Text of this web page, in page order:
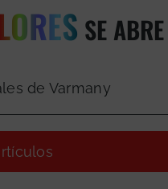
SE ABRE
de Varmany